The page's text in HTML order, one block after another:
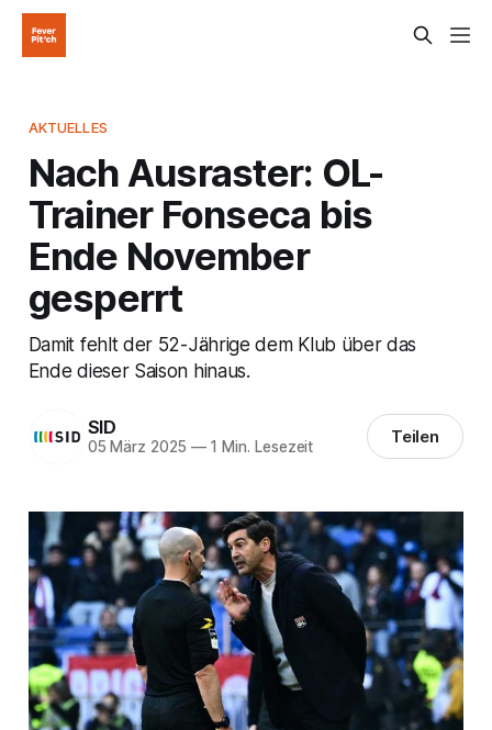
AKTUELLES
Nach Ausraster: OL-
Trainer Fonseca bis
Ende November
gesperrt
Damit fehlt der 52-Jährige dem Klub über das
Ende dieser Saison hinaus.
SID
05 März 2025 —1 Min. Lesezeit Teilen